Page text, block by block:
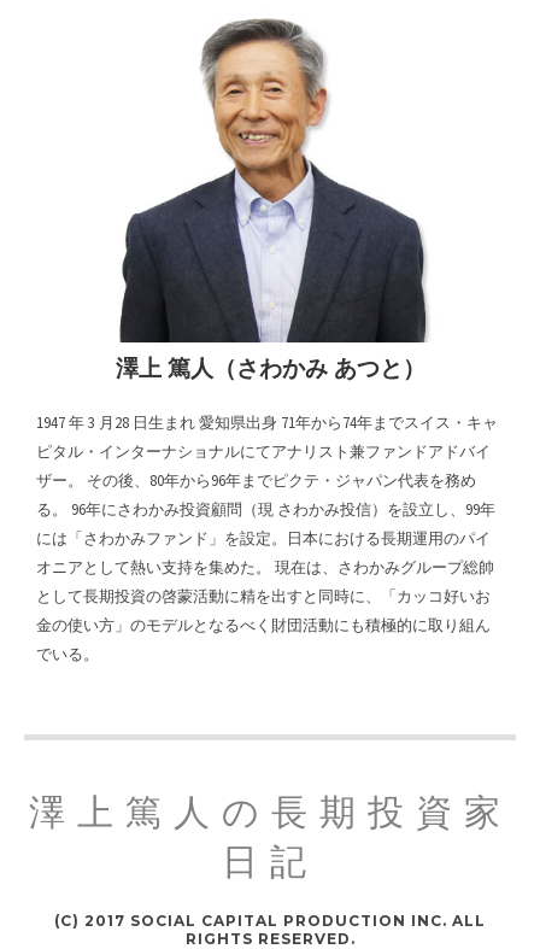
澤上 篤人（さわかみ あつと）
1947 年 3 月28 日生まれ 愛知県出身 71年から74年までスイス・キャ
ピタル・インターナショナルにてアナリスト兼ファンドアドバイ
ザー。 その後、80年から96年までピクテ・ジャパン代表を務め
る。 96年にさわかみ投資顧問（現 さわかみ投信）を設立し、99年
には「さわかみファンド」を設定。日本における長期運用のパイ
オニアとして熱い支持を集めた。 現在は、さわかみグループ総帥
として長期投資の啓蒙活動に精を出すと同時に、「カッコ好いお
金の使い方」のモデルとなるべく財団活動にも積極的に取り組ん
でいる。
澤上篤人の長期投資家
日記
(C) 2017 SOCIAL CAPITAL PRODUCTION INC. ALL
RIGHTS RESERVED.